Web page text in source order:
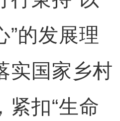
”的发展理
实国家乡村
紧扣“生命